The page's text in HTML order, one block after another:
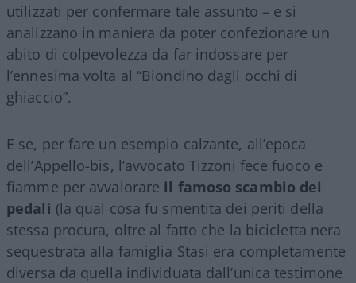
utilizzati per confermare tale assunto – e si
analizzano in maniera da poter confezionare un
abito di colpevolezza da far indossare per
l’ennesima volta al “Biondino dagli occhi di
ghiaccio”.
E se, per fare un esempio calzante, all’epoca
dell’Appello-bis, l’avvocato Tizzoni fece fuoco e
fiamme per avvalorare il famoso scambio dei
pedali (la qual cosa fu smentita dei periti della
stessa procura, oltre al fatto che la bicicletta nera
sequestrata alla famiglia Stasi era completamente
diversa da quella individuata dall’unica testimone